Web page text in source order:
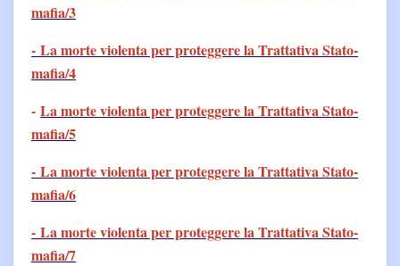
mafia/3
- La morte violenta per proteggere la Trattativa Stato-
mafia/4
- La morte violenta per proteggere la Trattativa Stato-
mafia/5
- La morte violenta per proteggere la Trattativa Stato-
mafia/6
- La morte violenta per proteggere la Trattativa Stato-
mafia/7